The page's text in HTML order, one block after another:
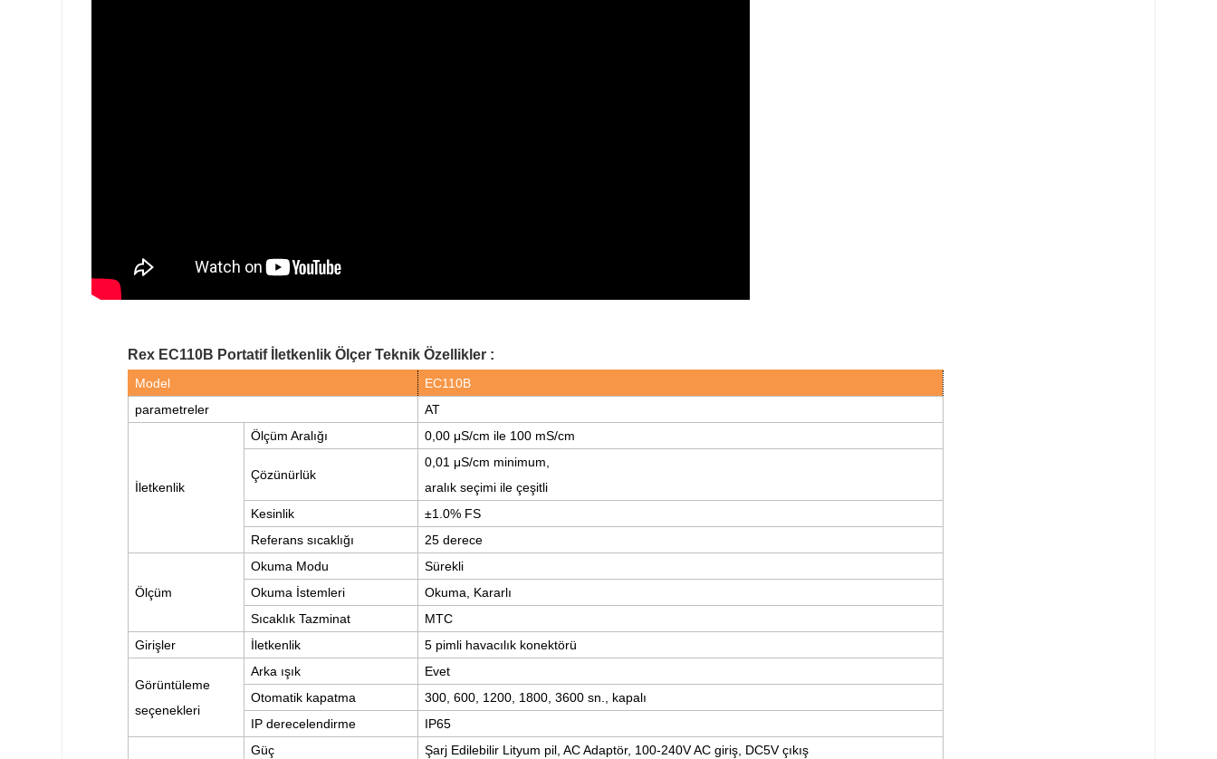
Rex EC110B Portatif İletkenlik Ölçer Teknik Özellikler :
Model
EC110B
parametreler
AT
İletkenlik
Ölçüm Aralığı 0,00 μS/cm ile 100 mS/cm
Çözünürlük
0,01 μS/cm minimum,
aralık seçimi ile çeşitli
Kesinlik
±1.0% FS
Referans sıcaklığı
25 derece
Ölçüm
Okuma Modu
Sürekli
Okuma İstemleri
Okuma, Kararlı
Sıcaklık Tazminat
MTC
Girişler
İletkenlik 5 pimli havacılık konektörü
Görüntüleme
seçenekleri
Arka ışık
Evet
Otomatik kapatma
300, 600, 1200, 1800, 3600 sn., kapalı
IP derecelendirme
IP65
Güç
Şarj Edilebilir Lityum pil, AC Adaptör, 100-240V AC giriş, DC5V çıkış